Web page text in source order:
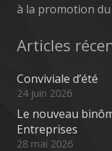
à la promotion
Articles
Conviviale d’été
24 juin 2026
Le nouveau
Entreprises
28 mai 2026